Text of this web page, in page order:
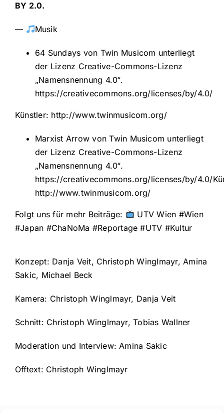
BY 2.0.
— Musik
64 Sundays von Twin Musicom unterliegt
der Lizenz Creative-Commons-Lizenz
„Namensnennung 4.0“.
https://creativecommons.org/licenses/by/4.0/
Künstler: http://www.twinmusicom.org/
Marxist Arrow von Twin Musicom unterliegt
der Lizenz Creative-Commons-Lizenz
„Namensnennung 4.0“.
https://creativecommons.org/licenses/by/4.0/
http://www.twinmusicom.org/
Folgt uns für mehr Beiträge:
UTV Wien #Wien
#Japan #ChaNoMa #Reportage #UTV #Kultur
Konzept: Danja Veit, Christoph Winglmayr, Amina
Sakic, Michael Beck
Kamera: Christoph Winglmayr, Danja Veit
Schnitt: Christoph Winglmayr, Tobias Wallner
Moderation und Interview: Amina Sakic
Offtext: Christoph Winglmayr